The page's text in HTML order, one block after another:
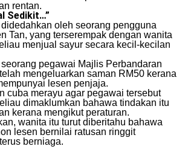
rentan.
Sedikit…”
oleh seorang pengguna
Tan, yang terserempak dengan wanita
menjual sayur secara kecil-kecilan
pegawai Majlis Perbandaran
mengeluarkan saman RM50 kerana
lesen penjaja.
cuba merayu agar pegawai tersebut
dimaklumkan bahawa tindakan itu
kerana mengikut peraturan.
wanita itu turut diberitahu bahawa
lesen bernilai ratusan ringgit
berniaga.